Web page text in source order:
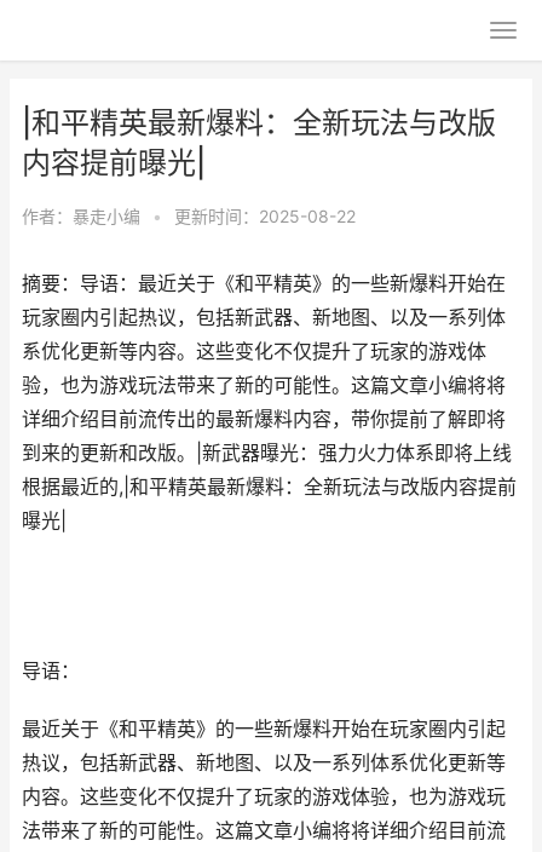
|和平精英最新爆料：全新玩法与改版
内容提前曝光|
作者： 暴走小编 • 更新时间：2025-08-22
摘要：导语：最近关于《和平精英》的一些新爆料开始在
玩家圈内引起热议，包括新武器、新地图、以及一系列体
系优化更新等内容。这些变化不仅提升了玩家的游戏体
验，也为游戏玩法带来了新的可能性。这篇文章小编将将
详细介绍目前流传出的最新爆料内容，带你提前了解即将
到来的更新和改版。|新武器曝光：强力火力体系即将上线
根据最近的,|和平精英最新爆料：全新玩法与改版内容提前
曝光|
导语：
最近关于《和平精英》的一些新爆料开始在玩家圈内引起
热议，包括新武器、新地图、以及一系列体系优化更新等
内容。这些变化不仅提升了玩家的游戏体验，也为游戏玩
法带来了新的可能性。这篇文章小编将将详细介绍目前流